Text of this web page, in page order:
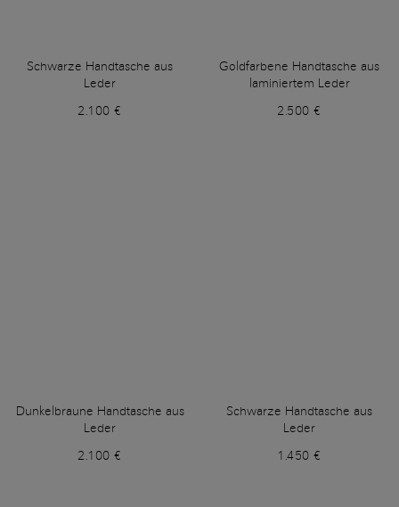
Schwarze Handtasche aus
Leder
2.100 €
Goldfarbene Handtasche aus
laminiertem Leder
2.500 €
Dunkelbraune Handtasche aus
Leder
2.100 €
Schwarze Handtasche aus
Leder
1.450 €